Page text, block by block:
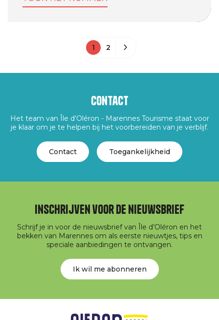
1 2
Contact
Het team van Île d’Oléron - Marennes Tourisme staat voor
je klaar om je te helpen bij het voorbereiden van je verblijf.
Contact Toegankelijkheid
Inschrijven voor de nieuwsbrief
Schrijf je in voor de nieuwsbrief van Île d’Oléron en het
bekken van Marennes om als eerste nieuwtjes, tips en
speciale aanbiedingen te ontvangen.
Ik wil me abonneren